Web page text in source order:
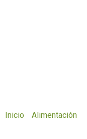
Inicio Alimentación